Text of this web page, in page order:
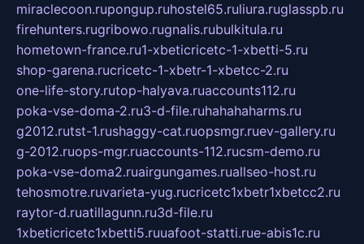
miraclecoon.rupongup.ruhostel65.ruliura.ruglasspb.ru
firehunters.rugribowo.rugnalis.rubulkitula.ru
hometown-france.ru1-xbeticricetc-1-xbetti-5.ru
shop-garena.rucricetc-1-xbetr-1-xbetcc-2.ru
one-life-story.rutop-halyava.ruaccounts112.ru
poka-vse-doma-2.ru3-d-file.ruhahahaharms.ru
g2012.rutst-1.rushaggy-cat.ruopsmgr.ruev-gallery.ru
g-2012.ruops-mgr.ruaccounts-112.rucsm-demo.ru
poka-vse-doma2.ruairgungames.ruallseo-host.ru
tehosmotre.ruvarieta-yug.rucricetc1xbetr1xbetcc2.ru
raytor-d.ruatillagunn.ru3d-file.ru
1xbeticricetc1xbetti5.ruuafoot-statti.rue-abis1c.ru